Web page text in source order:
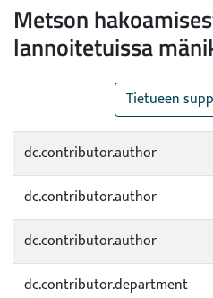
Metson
lannoitetuissa
Tietueen
dc.contributor.author
dc.contributor.author
dc.contributor.author
dc.contributor.department